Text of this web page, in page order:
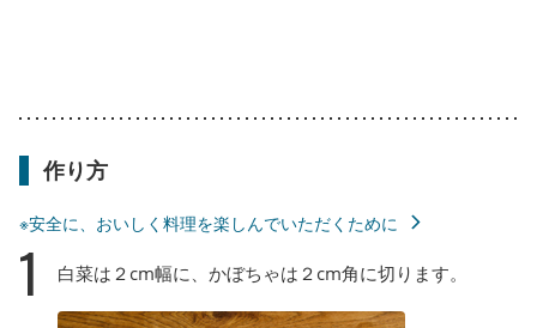
作り方
※安全に、おいしく料理を楽しんでいただくために
1 白菜は２cm幅に、かぼちゃは２cm角に切ります。